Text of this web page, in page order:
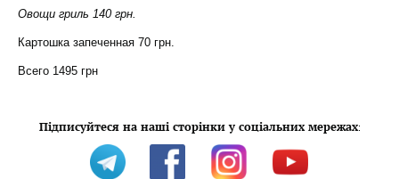
Овощи гриль 140 грн.
Картошка запеченная 70 грн.
Всего 1495 грн
Підписуйтеся на наші сторінки у соціальних мережах: